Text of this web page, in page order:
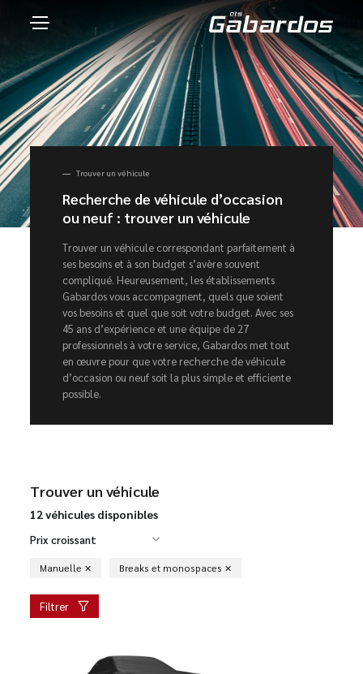
Trouver un véhicule
Recherche de véhicule d’occasion
ou neuf : trouver un véhicule
Trouver un véhicule correspondant parfaitement à
ses besoins et à son budget s’avère souvent
compliqué. Heureusement, les établissements
Gabardos vous accompagnent, quels que soient
vos besoins et quel que soit votre budget. Avec ses
45 ans d’expérience et une équipe de 27
professionnels à votre service, Gabardos met tout
en œuvre pour que votre recherche de véhicule
d’occasion ou neuf soit la plus simple et efficiente
possible.
Trouver un véhicule
12 véhicules disponibles
Prix croissant
Manuelle Breaks et monospaces
Filtrer